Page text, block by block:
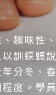
趣味性
訓練聽
分冬、
度。學